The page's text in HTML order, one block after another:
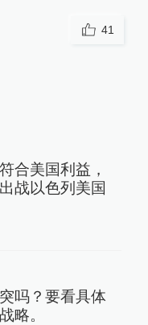
41
合美国利益，
战以色列美国
吗？要看具体
略。